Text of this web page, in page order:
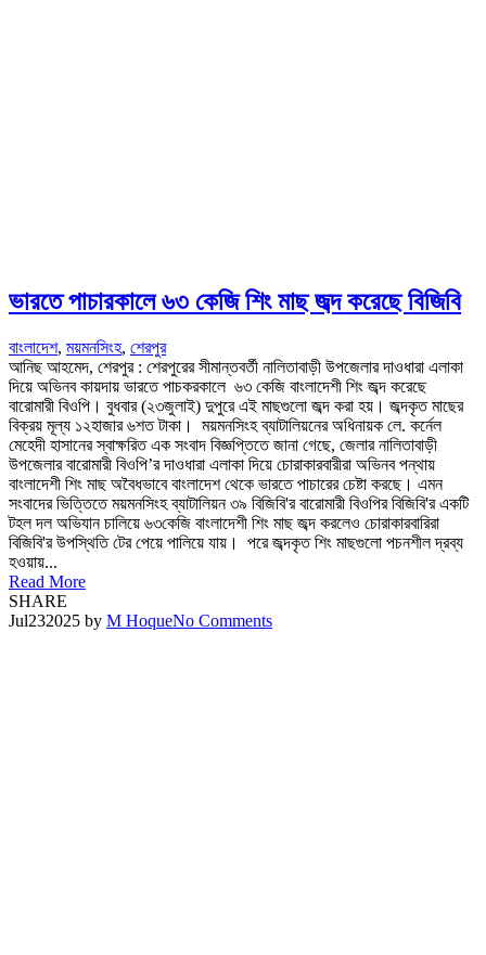
ভারতে পাচারকালে ৬৩ কেজি শিং মাছ জব্দ করেছে বিজিবি
বাংলাদেশ, ময়মনসিংহ, শেরপুর
আনিছ আহমেদ, শেরপুর : শেরপুরের সীমান্তবর্তী নালিতাবাড়ী উপজেলার দাওধারা এলাকা
দিয়ে অভিনব কায়দায় ভারতে পাচকরকালে ৬৩ কেজি বাংলাদেশী শিং জব্দ করেছে
বারোমারী বিওপি। বুধবার (২৩জুলাই) দুপুরে এই মাছগুলো জব্দ করা হয়। জব্দকৃত মাছের
বিক্রয় মূল্য ১২হাজার ৬শত টাকা। ময়মনসিংহ ব্যাটালিয়নের অধিনায়ক লে. কর্নেল
মেহেদী হাসানের স্বাক্ষরিত এক সংবাদ বিজ্ঞপ্তিতে জানা গেছে, জেলার নালিতাবাড়ী
উপজেলার বারোমারী বিওপি’র দাওধারা এলাকা দিয়ে চোরাকারবারীরা অভিনব পন্থায়
বাংলাদেশী শিং মাছ অবৈধভাবে বাংলাদেশ থেকে ভারতে পাচারের চেষ্টা করছে। এমন
সংবাদের ভিত্তিতে ময়মনসিংহ ব্যাটালিয়ন ৩৯ বিজিবি'র বারোমারী বিওপির বিজিবি'র একটি
টহল দল অভিযান চালিয়ে ৬৩কেজি বাংলাদেশী শিং মাছ জব্দ করলেও চোরাকারবারিরা
বিজিবি'র উপস্থিতি টের পেয়ে পালিয়ে যায়। পরে জব্দকৃত শিং মাছগুলো পচনশীল দ্রব্য
হওয়ায়...
Read More
SHARE
Jul232025 by M HoqueNo Comments